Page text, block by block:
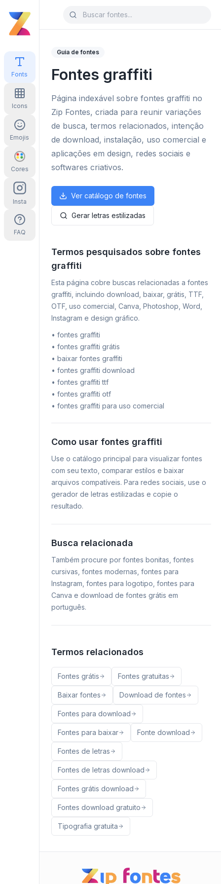
Fonts
Icons
Emojis
Cores
Insta
FAQ
Guia de fontes
Fontes graffiti
Página indexável sobre fontes graffiti no
Zip Fontes, criada para reunir variações
de busca, termos relacionados, intenção
de download, instalação, uso comercial e
aplicações em design, redes sociais e
softwares criativos.
Ver catálogo de fontes
Gerar letras estilizadas
Termos pesquisados sobre fontes
graffiti
Esta página cobre buscas relacionadas a fontes
graffiti, incluindo download, baixar, grátis, TTF,
OTF, uso comercial, Canva, Photoshop, Word,
Instagram e design gráfico.
• fontes graffiti
• fontes graffiti grátis
• baixar fontes graffiti
• fontes graffiti download
• fontes graffiti ttf
• fontes graffiti otf
• fontes graffiti para uso comercial
Como usar fontes graffiti
Use o catálogo principal para visualizar fontes
com seu texto, comparar estilos e baixar
arquivos compatíveis. Para redes sociais, use o
gerador de letras estilizadas e copie o
resultado.
Busca relacionada
Também procure por fontes bonitas, fontes
cursivas, fontes modernas, fontes para
Instagram, fontes para logotipo, fontes para
Canva e download de fontes grátis em
português.
Termos relacionados
Fontes grátis Fontes gratuitas
Baixar fontes Download de fontes
Fontes para download
Fontes para baixar Fonte download
Fontes de letras
Fontes de letras download
Fontes grátis download
Fontes download gratuito
Tipografia gratuita